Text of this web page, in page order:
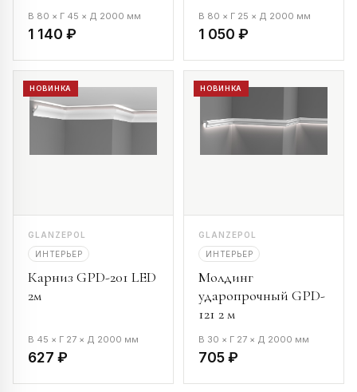
В 80 × Г 45 × Д 2000 мм
1 140 ₽
В 80 × Г 25 × Д 2000 мм
1 050 ₽
НОВИНКА
GLANZEPOL
ИНТЕРЬЕР
Карниз GPD-201 LED
2м
В 45 × Г 27 × Д 2000 мм
627 ₽
НОВИНКА
GLANZEPOL
ИНТЕРЬЕР
Молдинг
ударопрочный GPD-
121 2 м
В 30 × Г 27 × Д 2000 мм
705 ₽